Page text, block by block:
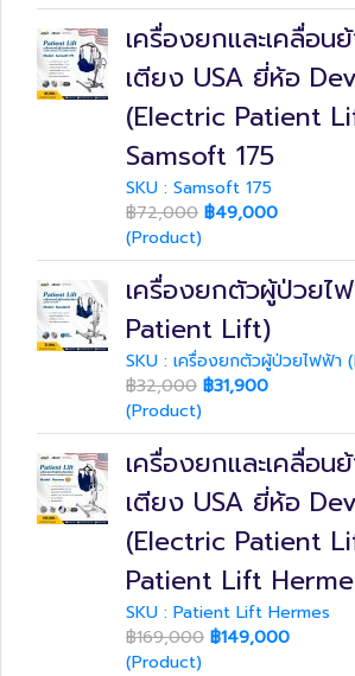
เครื่องยกและเคลื่อ
เตียง USA ยี่ห้อ
(Electric Patient
Samsoft 175
SKU : Samsoft 175
฿72,000 ฿49,000
(Product)
เครื่องยกตัวผู้ป่วยไ
Patient Lift)
SKU : เครื่องยกตัวผู้ป่วยไฟฟ้า
฿32,000 ฿31,900
(Product)
เครื่องยกและเคลื่อ
เตียง USA ยี่ห้อ
(Electric Patient
Patient Lift
SKU : Patient Lift Hermes
฿169,000 ฿149,000
(Product)